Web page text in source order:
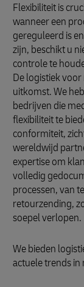
Flexibiliteit is
wanneer een
gereguleerd is
zijn, beschikt u
controle te
De logistiek
uitkomst. We
bedrijven die
flexibiliteit te
conformiteit,
wereldwijd
expertise om
volledig
processen, van
retourzending,
soepel verlopen.
We bieden
actuele trends